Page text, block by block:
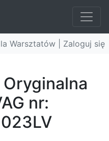
Warsztatów | Zaloguj się
nr: